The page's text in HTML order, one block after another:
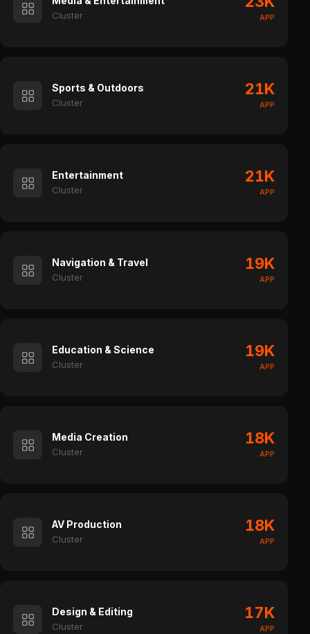
Cluster APP
Sports & Outdoors
Cluster
21K
APP
Entertainment
Cluster
21K
APP
Navigation & Travel
Cluster
19K
APP
Education & Science
Cluster
19K
APP
Media Creation
Cluster
18K
APP
AV Production
Cluster
18K
APP
Design & Editing
Cluster
17K
APP